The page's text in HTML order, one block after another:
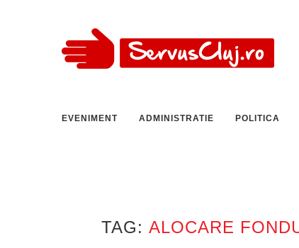
EVENIMENT ADMINISTRATIE POLITICA
TAG:ALOCARE